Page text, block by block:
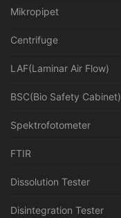
Mikropipet
Centrifuge
LAF(Laminar Air Flow)
BSC(Bio Safety Cabinet)
Spektrofotometer
FTIR
Dissolution Tester
Disintegration Tester